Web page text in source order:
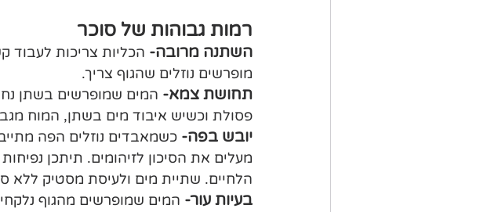
רמות גבוהות של סוכר
השתנה מרובה- הכליות צריכות לעבוד
מופרשים נוזלים שהגוף צריך.
תחושת צמא- המים שמופרשים בשתן
פסולת וכשיש איבוד מים בשתן, המוח
יובש בפה- כשמאבדים נוזלים הפה
מעלים את הסיכון לזיהומים. תיתכן
הלחיים. שתיית מים ולעיסת מסטיק ללא
בעיות עור- המים שמופרשים מהגוף